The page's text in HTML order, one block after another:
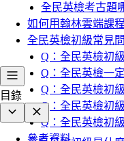
全民英檢考古題
如何用翰林雲端課
全民英檢初級常見
Q：全民英檢初
Q：全民英檢一
Q：全民英檢初
Q：全民英檢初
Q：全民英檢初
參考資料
目錄